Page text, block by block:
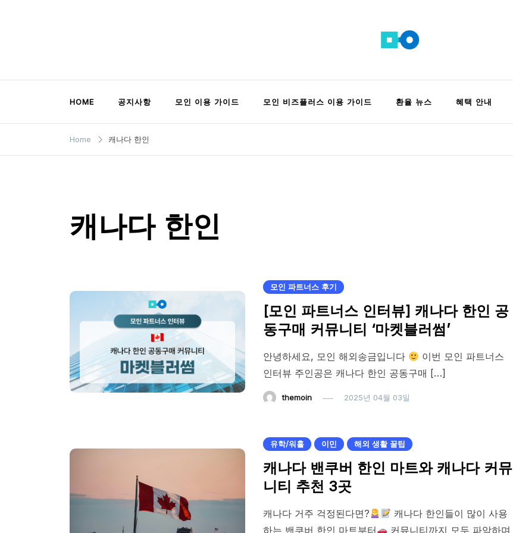
모인 해외송금 블로그
HOME 공지사항 모인 이용 가이드 모인 비즈플러스 이용 가이드 환율 뉴스 혜택 안내
Home 캐나다 한인
캐나다 한인
모인 파트너스 후기
[모인 파트너스 인터뷰] 캐나다 한인 공
동구매 커뮤니티 ‘마켓블러썸’
안녕하세요, 모인 해외송금입니다
이번 모인 파트너스
인터뷰 주인공은 캐나다 한인 공동구매 […]
themoin 2025년 04월 03일
유학/워홀 이민 해외 생활 꿀팁
캐나다 밴쿠버 한인 마트와 캐나다 커뮤
니티 추천 3곳
캐나다 거주 걱정된다면?
캐나다 한인들이 많이 사용
하는 밴쿠버 한인 마트부터
커뮤니티까지 모두 파악하며